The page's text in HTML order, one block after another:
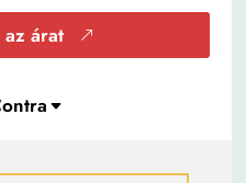
árat